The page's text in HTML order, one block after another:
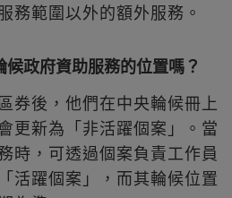
務範圍以外的額外服務。
政府資助服務的位置嗎？
券後，他們在中央輪候冊上
更新為「非活躍個案」。當
時，可透過個案負責工作員
活躍個案」，而其輪候位置